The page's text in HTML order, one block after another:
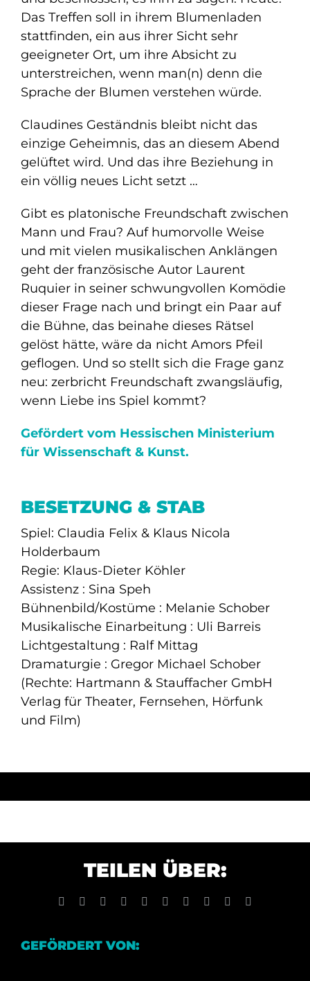
Das Treffen soll in ihrem Blumenladen
stattfinden, ein aus ihrer Sicht sehr
geeigneter Ort, um ihre Absicht zu
unterstreichen, wenn man(n) denn die
Sprache der Blumen verstehen würde.
Claudines Geständnis bleibt nicht das
einzige Geheimnis, das an diesem Abend
gelüftet wird. Und das ihre Beziehung in
ein völlig neues Licht setzt …
Gibt es platonische Freundschaft zwischen
Mann und Frau? Auf humorvolle Weise
und mit vielen musikalischen Anklängen
geht der französische Autor Laurent
Ruquier in seiner schwungvollen Komödie
dieser Frage nach und bringt ein Paar auf
die Bühne, das beinahe dieses Rätsel
gelöst hätte, wäre da nicht Amors Pfeil
geflogen. Und so stellt sich die Frage ganz
neu: zerbricht Freundschaft zwangsläufig,
wenn Liebe ins Spiel kommt?
Gefördert vom Hessischen Ministerium
für Wissenschaft & Kunst.
BESETZUNG & STAB
Spiel: Claudia Felix & Klaus Nicola
Holderbaum
Regie: Klaus-Dieter Köhler
Assistenz : Sina Speh
Bühnenbild/Kostüme : Melanie Schober
Musikalische Einarbeitung : Uli Barreis
Lichtgestaltung : Ralf Mittag
Dramaturgie : Gregor Michael Schober
(Rechte: Hartmann & Stauffacher GmbH
Verlag für Theater, Fernsehen, Hörfunk
und Film)
TEILEN ÜBER:
Facebook Reddit LinkedInWhatsApp
TumblrPinterest Xing
GEFÖRDERT VON: